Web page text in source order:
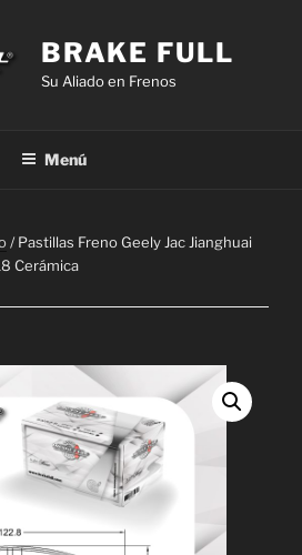
BRAKE FULL
Su Aliado en Frenos
Menú
/ Pastillas Freno Geely Jac Jianghuai
Cerámica